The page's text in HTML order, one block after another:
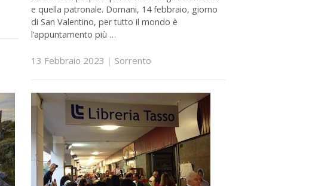
e quella patronale. Domani, 14 febbraio, giorno
di San Valentino, per tutto il mondo è
l’appuntamento più …
13 Febbraio 2023 | Sorrento